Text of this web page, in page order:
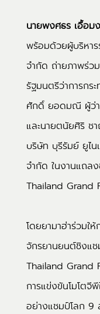
นายพงศธร เอื้อม
พร้อมด้วยผู้บริหาร
จำกัด ถ่ายภาพร่ว
รัฐมนตรีว่าการกร
ศักดิ์ ยอดมณี ผู้ว่า
และนายตนัยศิริ ช
บริษัท บุรีรัมย์ ยูไ
จำกัด ในงานแถล
Thailand Grand
โดยยามาฮ่าร่วมใ
จักรยานยนต์ชิงแช
Thailand Grand
การแข่งขันโมโตจี
อย่างแชมป์โลก 9